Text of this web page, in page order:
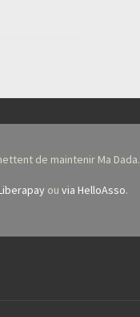
de maintenir Ma Dada.
ou via HelloAsso.